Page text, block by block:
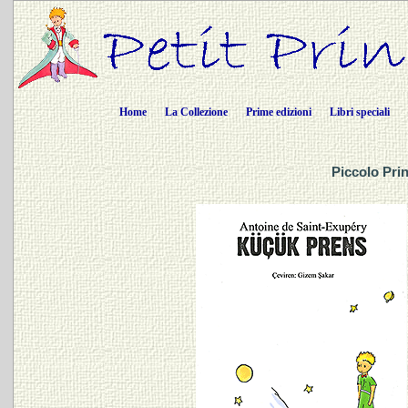
Home La Collezione Prime edizioni Libri speciali
Piccolo